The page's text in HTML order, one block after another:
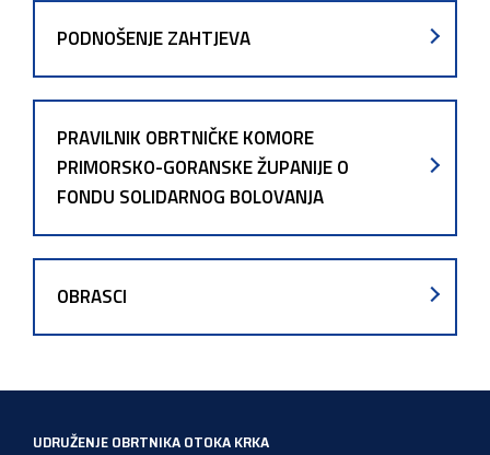
PODNOŠENJE ZAHTJEVA
PRAVILNIK OBRTNIČKE KOMORE
PRIMORSKO-GORANSKE ŽUPANIJE O
FONDU SOLIDARNOG BOLOVANJA
OBRASCI
UDRUŽENJE OBRTNIKA OTOKA KRKA